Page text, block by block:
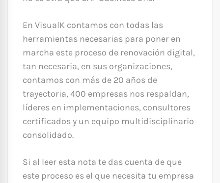
En VisualK contamos con todas las
herramientas necesarias para poner en
marcha este proceso de renovación digital,
tan necesaria, en sus organizaciones,
contamos con más de 20 años de
trayectoria, 400 empresas nos respaldan,
líderes en implementaciones, consultores
certificados y un equipo multidisciplinario
consolidado.
Si al leer esta nota te das cuenta de que
este proceso es el que necesita tu empresa